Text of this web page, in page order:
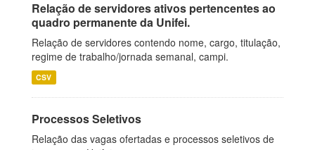
Relação de servidores ativos pertencentes ao
quadro permanente da Unifei.
Relação de servidores contendo nome, cargo, titulação,
regime de trabalho/jornada semanal, campi.
CSV
Processos Seletivos
Relação das vagas ofertadas e processos seletivos de